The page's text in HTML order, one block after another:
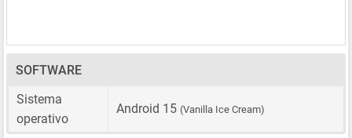
SOFTWARE
Sistema
operativo
Android 15 (Vanilla Ice Cream)